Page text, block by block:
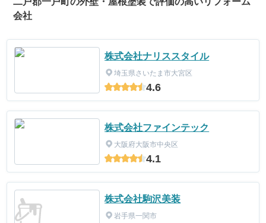
会社
株式会社ナリススタイル
埼玉県さいたま市大宮区
4.6
株式会社ファインテック
大阪府大阪市中央区
4.1
株式会社駒沢美装
岩手県一関市